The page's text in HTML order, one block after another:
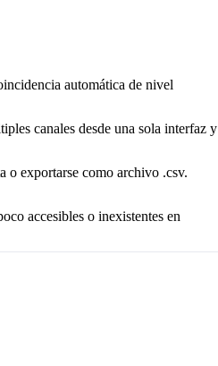
automática de nivel
canales desde una sola interfaz y
o exportarse como archivo .csv.
accesibles o inexistentes en